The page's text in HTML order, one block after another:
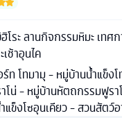
โระ ลานกิจกรรมหิมะ เทศ
ช้าอุนไค
ร์ท โทมามุ - หมู่บ้านน้ำแข็ง
โน่ - หมู่บ้านหัตถกรรมฟูรา
แข็งโซอุนเคียว - สวนสัตว์